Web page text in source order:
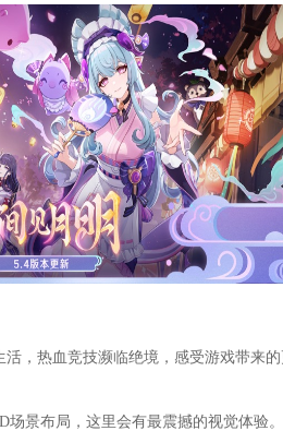
，热血竞技濒临绝境，感受游戏带来的
场景布局，这里会有最震撼的视觉体验。